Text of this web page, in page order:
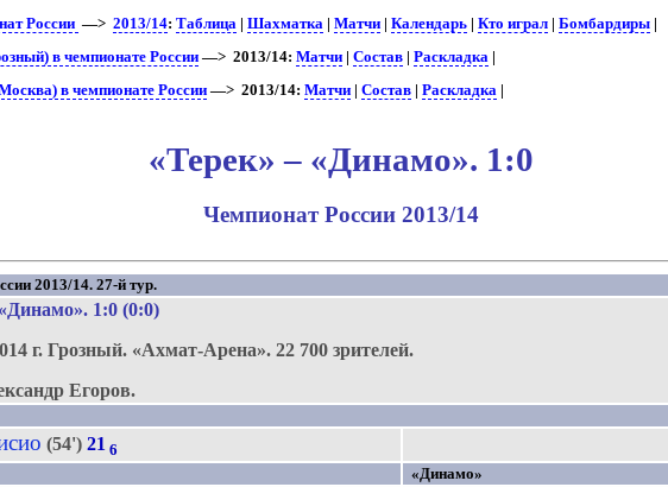
России —>2013/14:Таблица |Шахматка |Матчи |Календарь |Кто играл |Бомбардиры
в чемпионате России —> 2013/14:Матчи |Состав |Раскладка |
в чемпионате России —> 2013/14:Матчи |Состав |Раскладка |
«Терек» – «Динамо». 1:0
Чемпионат России 2013/14
2013/14. 27-й тур.
«Динамо». 1:0 (0:0)
г.Грозный. «Ахмат-Арена».22 700 зрителей.
Егоров.
(54')21 6
«Динамо»